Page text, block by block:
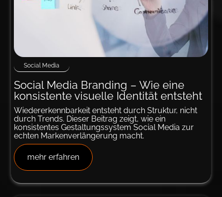
Social Media
Social Media Bran­ding – Wie ei­ne
kon­sistente vi­suelle Iden­tität entsteht
Wiedererkennbarkeit entsteht durch Struktur, nicht
durch Trends. Dieser Beitrag zeigt, wie ein
konsistentes Gestaltungssystem Social Media zur
echten Markenverlängerung macht.
mehr erfahren